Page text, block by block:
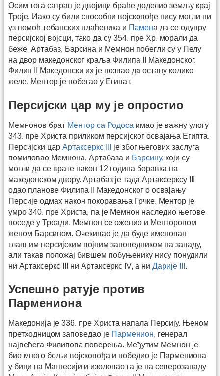
Осим тога сатрап је двојици браће доделио земљу крај
Троје. Иако су били способни војсковође нису могли ни
уз помоћ тебанских плаћеника и Памена да се одупру
персијској војсци, тако да су 354. пре Хр. морали да
беже. Артабаз, Барсина и Мемнон побегли су у Пелу
на двор македонског краља Филипа II Македонског.
Филип II Македонски их је позвао да остану колико
желе. Ментор је побегао у Египат.
Персијски цар му је опростио
Мемнонов брат Ментор са Родоса имао је важну улогу
343. пре Христа приликом персијског освајања Египта.
Персијски цар Артаксеркс III
је због његових заслуга
помиловао Мемнона, Артабаза и Барсину, који су
могли да се врате након 12 година боравка на
македонском двору. Артабаз је тада Артаксерксу III
одао планове Филипа II Македонског о освајању
Персије одмах након покоравања Грчке. Ментор је
умро 340. пре Христа, па је Мемнон наследио његове
поседе у Троади. Мемнон се оженио и Менторовом
женом Барсином. Очекивао је да буде именован
главним персијским војним заповедником на западу,
али такав положај бившем побуњенику нису понудили
ни Артаксеркс III ни Артаксеркс IV, а ни Дарије III .
Успешно ратује против
Пармениона
Македонија је 336. пре Христа напала Персију. Њеном
претходницом заповедао је Парменион, генерал
највећега Филипова поверења. Међутим Мемнон је
био много бољи војсковођа и победио је Пармениона
у бици на Магнесији и изоловао га је на северозападу